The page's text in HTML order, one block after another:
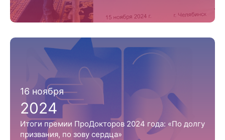
16 ноября
2024
Итоги премии ПроДокторов 2024 года: «По долгу
призвания, по зову сердца»